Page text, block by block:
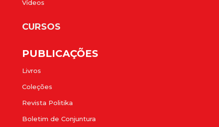
Vídeos
CURSOS
PUBLICAÇÕES
Livros
Coleções
Revista Politika
Boletim de Conjuntura